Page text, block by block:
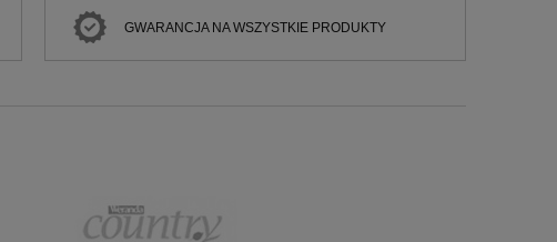
GWARANCJA NA WSZYSTKIE PRODUKTY